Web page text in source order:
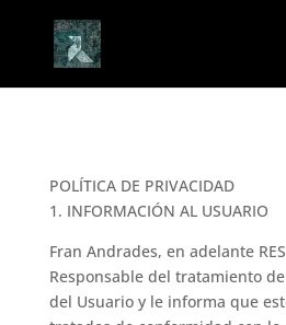
POLÍTICA DE PRIVACIDAD
1. INFORMACIÓN AL USUARIO
Fran Andrades, en adelante
Responsable del tratamiento
del Usuario y le informa que